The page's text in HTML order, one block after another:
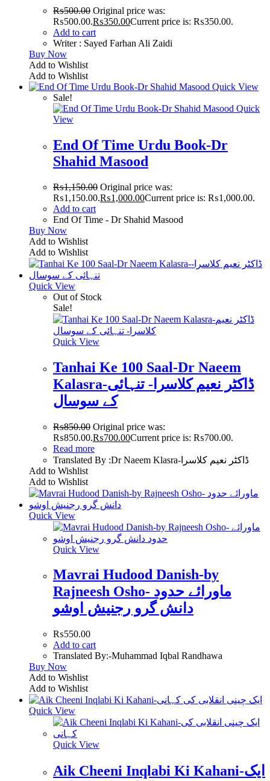
₨500.00 Original price was:
₨500.00.₨350.00Current price is: ₨350.00.
Add to cart
Writer : Sayed Farhan Ali Zaidi
Buy Now
Add to Wishlist
Add to Wishlist
Quick View
Sale!
Quick
View
End Of Time Urdu Book-Dr
Shahid Masood
₨1,150.00 Original price was:
₨1,150.00.₨1,000.00Current price is: ₨1,000.00.
Add to cart
End Of Time - Dr Shahid Masood
Buy Now
Add to Wishlist
Add to Wishlist
Quick View
Out of Stock
Sale!
Quick View
Tanhai Ke 100 Saal-Dr Naeem
Kalasra-ڈاکٹر نعیم کلاسرا- تنہائی
کے سوسال
₨850.00 Original price was:
₨850.00.₨700.00Current price is: ₨700.00.
Read more
Translated By :Dr Naeem Klasra-ڈاکٹر نعیم کلاسرا
Add to Wishlist
Add to Wishlist
Quick View
Quick View
Mavrai Hudood Danish-by
Rajneesh Osho- ماورائے حدود
دانش گرو رجنیش اوشو
₨550.00
Add to cart
Translated By:-Muhammad Iqbal Randhawa
Buy Now
Add to Wishlist
Add to Wishlist
Quick View
Quick View
Aik Cheeni Inqlabi Ki Kahani-ایک